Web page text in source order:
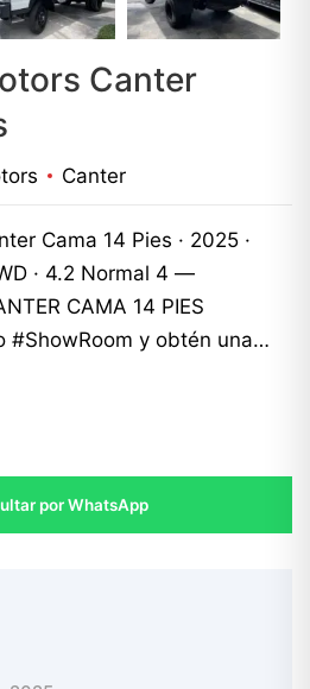
Canter
Canter
Cama 14 Pies · 2025 ·
· 4.2 Normal 4 —
CAMA 14 PIES
#ShowRoom y obtén una
o cualquier unidad de tu
619-
884-8931(809) 604-
913-8876?? (809) 683-
r a l??Recibimos tu vehículo
cualquier punto del país.??
cuotas??Laminado 3M
por WhatsApp